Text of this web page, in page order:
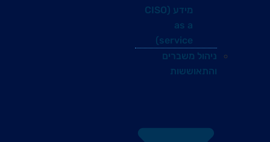
מידע (CISO
as a
service)
ניהול משברים
והתאוששות